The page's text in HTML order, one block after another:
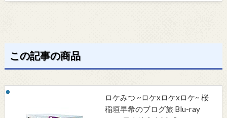
この記事の商品
ロケみつ ~ロケxロケxロケ~ 桜
稲垣早希のブログ旅 Blu-ray